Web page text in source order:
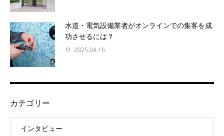
水道・電気設備業者がオンラインでの集客を成
功させるには？
2025.04.16
カテゴリー
インタビュー